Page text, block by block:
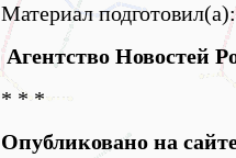
Материал
Агентство Новостей
* * *
Опубликовано на